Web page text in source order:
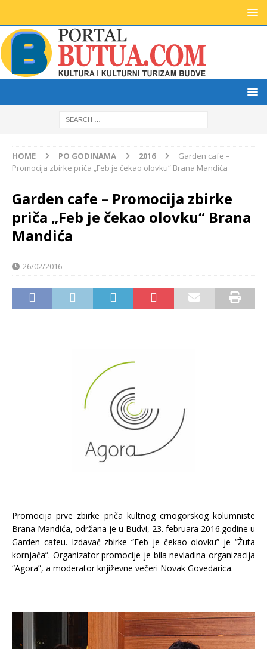
HOME PO GODINAMA 2016
Garden cafe –
Promocija zbirke priča „Feb je čekao olovku“ Brana Mandića
Garden cafe – Promocija zbirke
priča „Feb je čekao olovku“ Brana
Mandića
26/02/2016
Promocija prve zbirke priča kultnog crnogorskog kolumniste
Brana Mandića, održana je u Budvi, 23. februara 2016.godine u
Garden cafeu. Izdavač zbirke “Feb je čekao olovku” je “Žuta
kornjača”. Organizator promocije je bila nevladina organizacija
“Agora”, a moderator književne večeri Novak Govedarica.